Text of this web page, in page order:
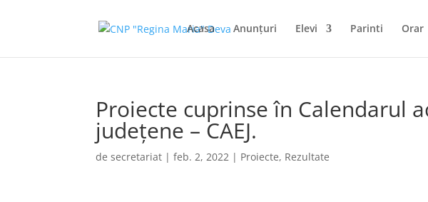
Acasa Anunţuri Elevi Parinti Orar
Proiecte cuprinse în Calendarul
județene – CAEJ.
desecretariat |feb. 2, 2022 | Proiecte, Rezultate